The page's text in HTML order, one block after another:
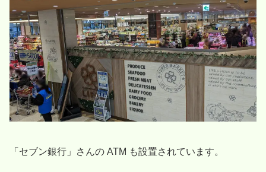
「セブン銀行」さんの ATM も設置されています。